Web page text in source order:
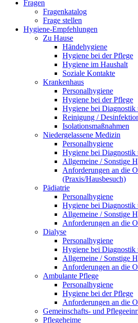
Fragen
Fragenkatalog
Frage stellen
Hygiene-Empfehlungen
Zu Hause
Händehygiene
Hygiene bei der Pflege
Hygiene im Haushalt
Soziale Kontakte
Krankenhaus
Personalhygiene
Hygiene bei der Pflege
Hygiene bei Diagnostik
Reinigung /
Isolationsmaßnahmen
Niedergelassene Medizin
Personalhygiene
Hygiene bei Diagnostik
Allgemeine / Sonstige
Anforderungen an die
(Praxis/Hausbesuch)
Pädiatrie
Personalhygiene
Hygiene bei Diagnostik
Allgemeine / Sonstige
Anforderungen an die
Dialyse
Personalhygiene
Hygiene bei Diagnostik
Allgemeine / Sonstige
Anforderungen an die
Ambulante Pflege
Personalhygiene
Hygiene bei der Pflege
Anforderungen an die
Gemeinschafts- und
Pflegeheime